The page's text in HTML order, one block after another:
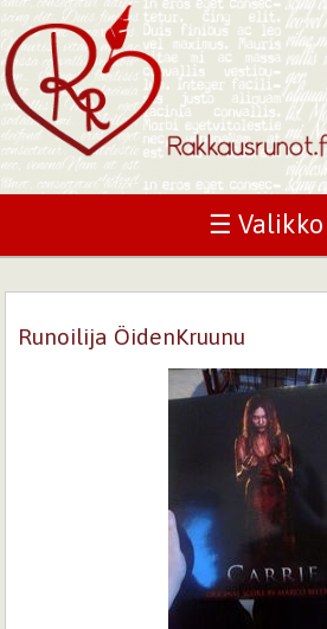
☰ Valikko
Runoilija ÖidenKruunu